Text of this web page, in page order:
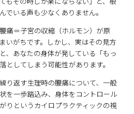
でいる声も少なくありません。
痛＝子宮の収縮（ホルモン）が原
いがちです。しかし、実はその見方
、あなたの身体が発している「もっ
としてしまう可能性があります。
り返す生理時の腰痛について、一般
を一歩踏込み、身体をコントロール
りというカイロプラクティックの視